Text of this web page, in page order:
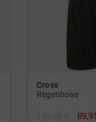
Cross
Regenhose